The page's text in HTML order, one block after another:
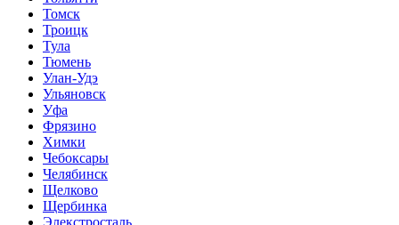
Томск
Троицк
Тула
Тюмень
Улан-Удэ
Ульяновск
Уфа
Фрязино
Химки
Чебоксары
Челябинск
Щелково
Щербинка
Элекстросталь